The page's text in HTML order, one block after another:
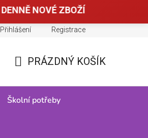
NOVÉ ZBOŽÍ
Tabulky velikostí
Přihlášení Registrace
KOŠÍK
PRÁZDNÝ KOŠÍK
Školní potřeby